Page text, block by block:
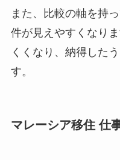
また、比較の軸を持
件が見えやすくなり
くくなり、納得した
す。
マレーシア移住 仕